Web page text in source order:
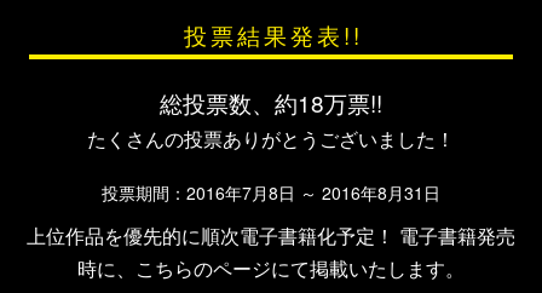
投票結果発表!!
総投票数、約18万票!!
たくさんの投票ありがとうございました！
投票期間：2016年7月8日 ～ 2016年8月31日
上位作品を優先的に順次電子書籍化予定！ 電子書籍発売
時に、こちらのページにて掲載いたします。